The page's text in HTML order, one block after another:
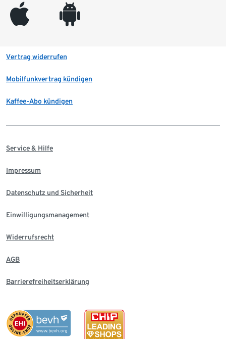
appleinc android
Vertrag widerrufen
Mobilfunkvertrag kündigen
Kaffee-Abo kündigen
Service & Hilfe
Impressum
Datenschutz und Sicherheit
Einwilligungsmanagement
Widerrufsrecht
AGB
Barrierefreiheitserklärung